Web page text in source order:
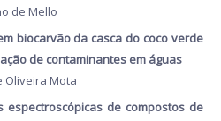
de Mello
biocarvão da casca do coco verde
de contaminantes em águas
Oliveira Mota
espectroscópicas de compostos de